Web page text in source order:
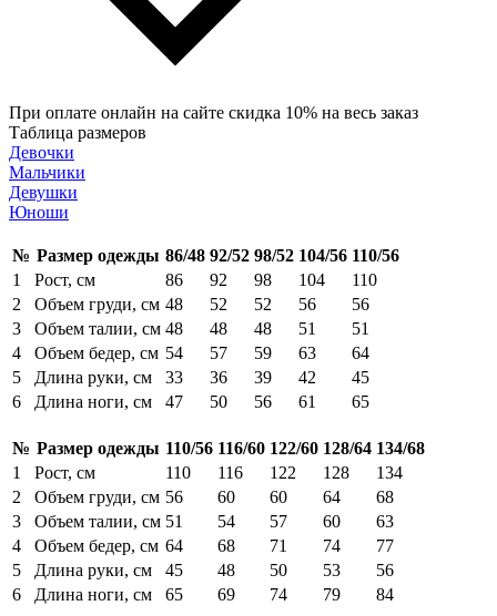
При оплате онлайн на сайте скидка 10% на весь заказ
Таблица размеров
Девочки
Мальчики
Девушки
Юноши
№ Размер одежды 86/48 92/52 98/52 104/56 110/56
1
Рост, см 86 92 98 104
110
2
Объем груди, см 48 52 52 56
56
3
Объем талии, см 48 48 48 51
51
4
Объем бедер, см 54 57 59 63
64
5
Длина руки, см 33 36 39 42
45
6
Длина ноги, см 47 50 56 61 65
№ Размер одежды 110/56 116/60 122/60 128/64 134/68
1
Рост, см 110 116 122 128
134
2
Объем груди, см 56 60 60 64
68
3
Объем талии, см 51 54 57 60
63
4
Объем бедер, см 64 68 71 74
77
5
Длина руки, см 45 48 50 53
56
6
Длина ноги, см 65 69 74 79 84